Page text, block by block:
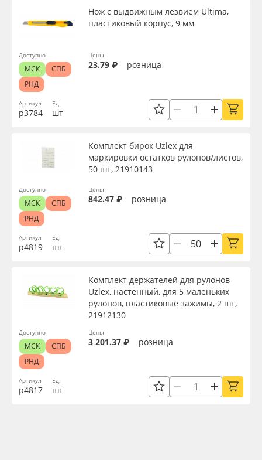
Артикул
р3784
Нож с выдвижным лезвием Ultima,
пластиковый корпус, 9 мм
Ед.
шт
Цены
23.79 ₽ розница
Доступно
МСК
СПБ
РНД
Артикул
р4819
Комплект бирок Uzlex для
маркировки остатков рулонов/листов,
50 шт, 21910143
Ед.
шт
Цены
842.47 ₽ розница
Доступно
МСК
СПБ
РНД
Артикул
р4817
Комплект держателей для рулонов
Uzlex, настенный, для 5 маленьких
рулонов, пластиковые зажимы, 2 шт,
21912130
Ед.
шт
Цены
3 201.37 ₽ розница
Доступно
МСК
СПБ
РНД